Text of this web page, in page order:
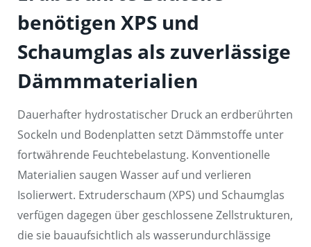
benötigen XPS und
Schaumglas als zuverlässige
Dämmmaterialien
Dauerhafter hydrostatischer Druck an erdberührten
Sockeln und Bodenplatten setzt Dämmstoffe unter
fortwährende Feuchtebelastung. Konventionelle
Materialien saugen Wasser auf und verlieren
Isolierwert. Extruderschaum (XPS) und Schaumglas
verfügen dagegen über geschlossene Zellstrukturen,
die sie bauaufsichtlich als wasserundurchlässige